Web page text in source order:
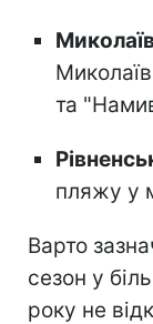
та
пляжу у
Варто
сезон у
року не